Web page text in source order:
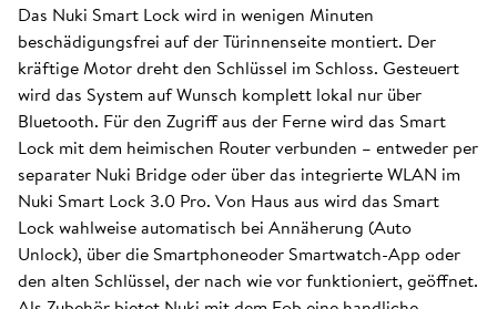
Das Nuki Smart Lock wird in wenigen Minuten
beschädigungsfrei auf der Türinnenseite montiert. Der
kräftige Motor dreht den Schlüssel im Schloss. Gesteuert
wird das System auf Wunsch komplett lokal nur über
Bluetooth. Für den Zugriff aus der Ferne wird das Smart
Lock mit dem heimischen Router verbunden – entweder per
separater Nuki Bridge oder über das integrierte WLAN im
Nuki Smart Lock 3.0 Pro. Von Haus aus wird das Smart
Lock wahlweise automatisch bei Annäherung (Auto
Unlock), über die Smartphoneoder Smartwatch-App oder
den alten Schlüssel, der nach wie vor funktioniert, geöffnet.